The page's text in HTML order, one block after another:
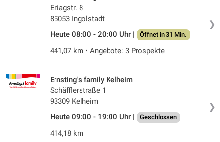
❯
Eriagstr. 8
85053 Ingolstadt
Heute 08:00 - 20:00 Uhr |
Öffnet in 31 Min.
441,07 km • Angebote: 3 Prospekte
❯
Ernsting's family Kelheim
Schäfflerstraße 1
93309 Kelheim
Heute 09:00 - 19:00 Uhr |
Geschlossen
414,18 km